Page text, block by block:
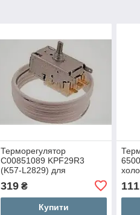
Терморегулятор
C00851089 KPF29R3
(K57-L2829) для
Indesit, Stinol
319₴
Купити
111